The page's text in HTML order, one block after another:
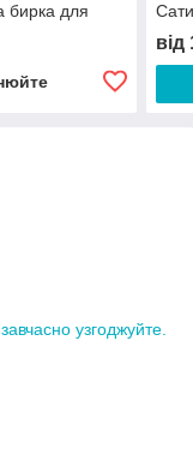
бирка для
від
узгоджуйте.